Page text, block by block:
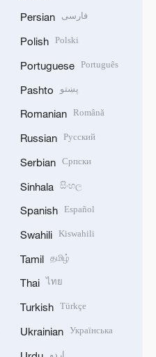
Persian فارسی
Polish Polski
Portuguese Português
Pashto پښتو
Romanian Română
Russian Русский
Serbian Српски
Sinhala සිංහල
Spanish Español
Swahili Kiswahili
Tamil தமிழ்
Thai ไทย
Turkish Türkçe
Ukrainian Українська